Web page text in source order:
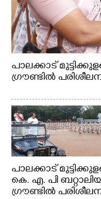
പാലക്കാട്
ഗ്രൗണ്ടിൽ
പാലക്കാട്
കെ. എ. പി
ഗ്രൗണ്ടിൽ